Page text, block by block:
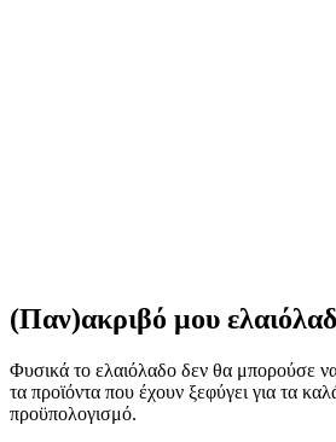
(Παν)ακριβό μου
Φυσικά το ελαιόλαδο δεν θα μπορούσε να
τα προϊόντα που έχουν ξεφύγει για τα
προϋπολογισμό.